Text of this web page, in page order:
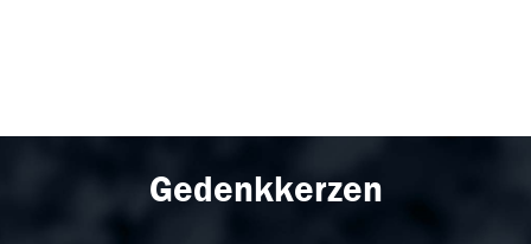
Gedenkkerzen